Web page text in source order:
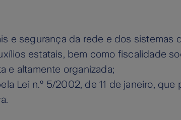
e segurança da rede e dos sistemas
estatais, bem como fiscalidade
e altamente organizada;
Lei n.º 5/2002, de 11 de janeiro,